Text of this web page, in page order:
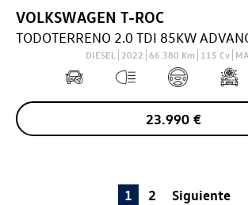
VOLKSWAGEN T-ROC
DIESEL 2022 66.380 Km 115 Cv
23.990 €
1 2 Siguiente